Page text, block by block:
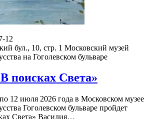
12
бул., 10, стр. 1 Московский музей
на Гоголевском бульваре
поисках Света»
12 июля 2026 года в Московском музее
Гоголевском бульваре пройдет
Света» Василия…